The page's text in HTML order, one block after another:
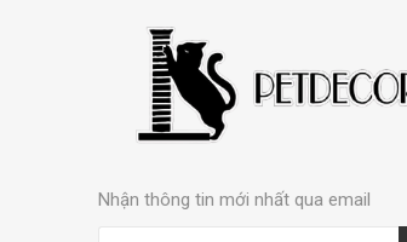
Nhận thông tin mới nhất qua email